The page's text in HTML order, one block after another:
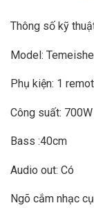
Thông số kỹ
Model:
Phụ kiện: 1
Công suất: 700W
Bass :40cm
Audio out: Có
Ngõ cắm nhạc